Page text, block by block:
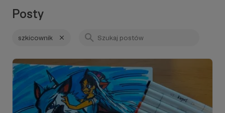
Posty
szkicownik